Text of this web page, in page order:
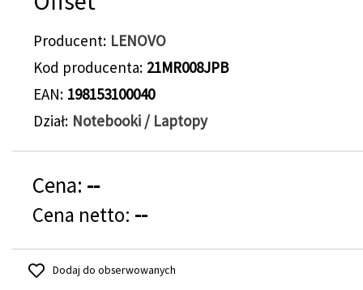
Producent LENOVO
Kod producenta 21MR008JPB
EAN 198153100040
Dział Notebooki / Laptopy
Cena: --
Cena netto: --
Dodaj do obserwowanych